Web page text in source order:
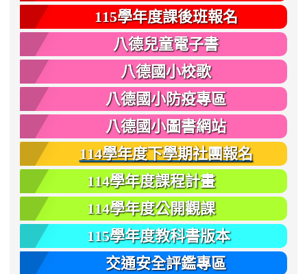
115學年度課後班報名
八德兒童電子書
八德國小校歌
八德國小防疫專區
八德國小圖書網站
114學年度下學期社團報名
114學年度課程計畫
114學年度公開觀課
115學年度教科書版本
交通安全評鑑專區